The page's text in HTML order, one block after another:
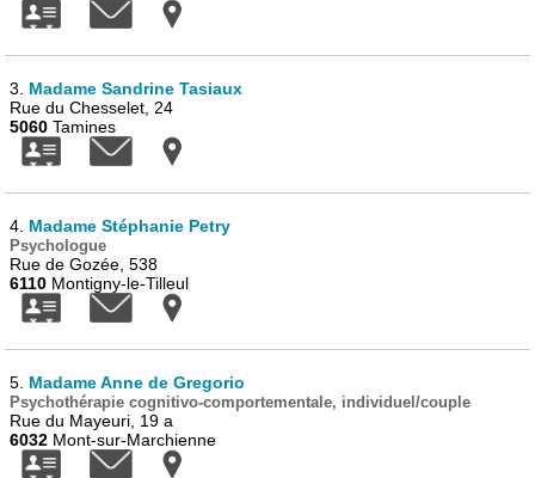
3. Madame Sandrine Tasiaux
Rue du Chesselet, 24
5060 Tamines
4. Madame Stéphanie Petry
Psychologue
Rue de Gozée, 538
6110 Montigny-le-Tilleul
5. Madame Anne de Gregorio
Psychothérapie cognitivo-comportementale, individuel/couple
Rue du Mayeuri, 19 a
6032 Mont-sur-Marchienne